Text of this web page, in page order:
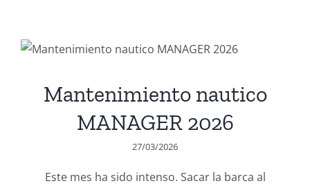
Mantenimiento nautico
MANAGER 2026
27/03/2026
Este mes ha sido intenso. Sacar la barca al